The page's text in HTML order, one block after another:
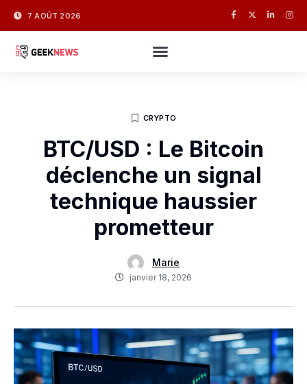
7 AOÛT 2026
CRYPTO
BTC/USD : Le Bitcoin
déclenche un signal
technique haussier
prometteur
Marie
janvier 18, 2026